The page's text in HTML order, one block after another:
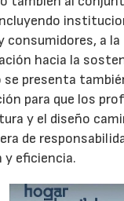
consumidores, a la
hacia la
presenta
para que los
y el diseño
de
y eficiencia.